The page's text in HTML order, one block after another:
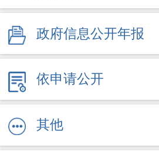
医疗卫生（疫情防控）
文体旅游
政府信息公开年报
依申请公开
其他